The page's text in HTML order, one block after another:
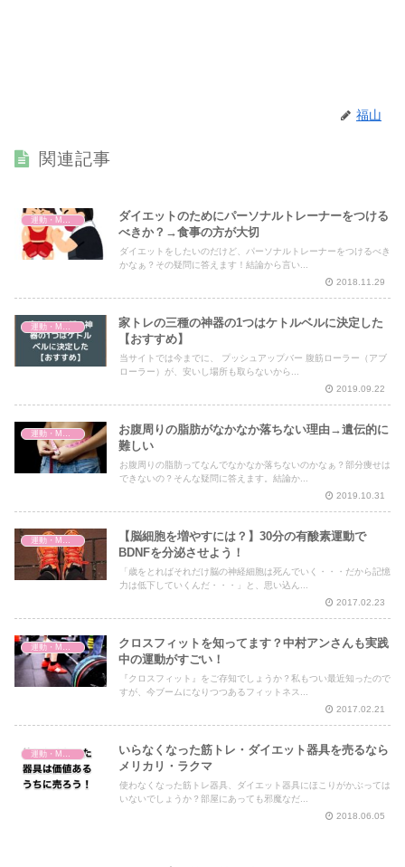
福山
関連記事
運動・MMA・身体づくり
ダイエットのためにパーソナルトレーナーをつける
べきか？→食事の方が大切
ダイエットをしたいのだけど、パーソナルトレーナーをつけるべき
かなぁ？その疑問に答えます！結論から言い...
2018.11.29
運動・MMA・身体づくり
家トレの三種の神器の1つはケトルベルに決定した
【おすすめ】
当サイトでは今までに、 プッシュアップバー 腹筋ローラー（アブ
ローラー）が、安いし場所も取らないから...
2019.09.22
運動・MMA・身体づくり
お腹周りの脂肪がなかなか落ちない理由→遺伝的に
難しい
お腹周りの脂肪ってなんでなかなか落ちないのかなぁ？部分痩せは
できないの？そんな疑問に答えます。結論か...
2019.10.31
【脳細胞を増やすには？】30分の有酸素運動で
BDNFを分泌させよう！
「歳をとればそれだけ脳の神経細胞は死んでいく・・・だから記憶
力は低下していくんだ・・・」と、思い込ん...
2017.02.23
クロスフィットを知ってます？中村アンさんも実践
中の運動がすごい！
『クロスフィット』をご存知でしょうか？私もつい最近知ったので
すが、今ブームになりつつあるフィットネス...
2017.02.21
いらなくなった筋トレ・ダイエット器具を売るなら
メリカリ・ラクマ
使わなくなった筋トレ器具、ダイエット器具にほこりがかぶっては
いないでしょうか？部屋にあっても邪魔なだ...
2018.06.05